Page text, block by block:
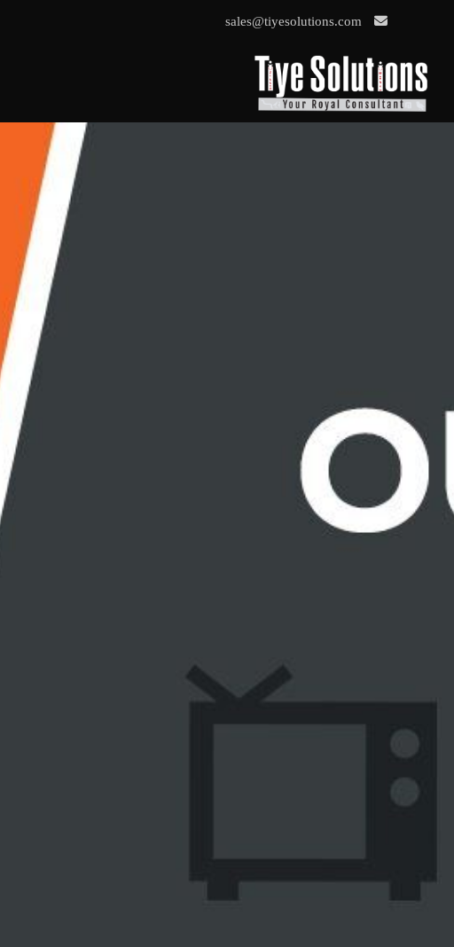
sales@tiyesolutions.com